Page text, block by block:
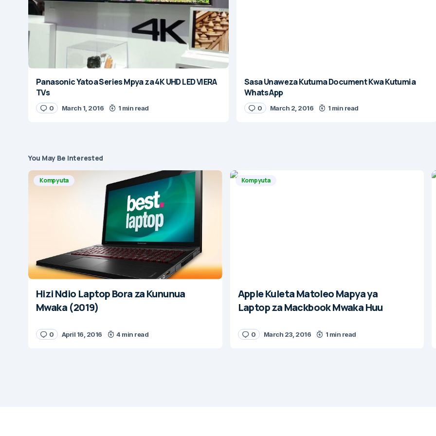
Panasonic Yatoa Series Mpya za 4K UHD LED VIERA
TVs
0 March 1, 2016 1 min read
Sasa Unaweza Kutuma Document Kwa Kutumia
Whats App
0 March 2, 2016 1 min read
You May Be Interested
Kompyuta
Hizi Ndio Laptop Bora za Kununua
Mwaka (2019)
0 April 16, 2016 4 min read
Kompyuta
Apple Kuleta Matoleo Mapya ya
Laptop za Mackbook Mwaka Huu
0 March 23, 2016 1 min read